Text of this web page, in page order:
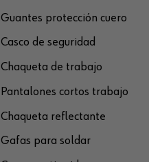
Guantes protección cuero
Casco de seguridad
Chaqueta de trabajo
Pantalones cortos trabajo
Chaqueta reflectante
Gafas para soldar